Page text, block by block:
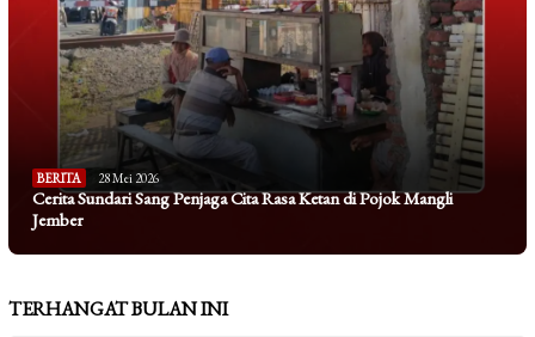
BERITA 28 Mei 2026
Cerita Sundari Sang Penjaga Cita Rasa Ketan di Pojok Mangli
Jember
TERHANGAT BULAN INI